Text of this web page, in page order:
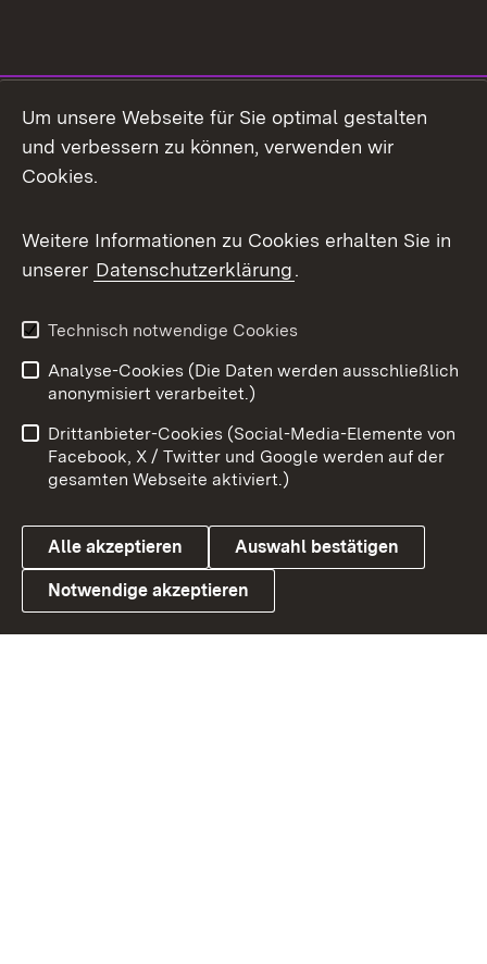
Facebook
X / Twitter
Youtube
Link zum Landesportal
Impressum
Kontakt
Barrierefreiheit
Datenschutz
Cookies
Um unsere Webseite für Sie optimal gestalten
und verbessern zu können, verwenden wir
Cookies.
Weitere Informationen zu Cookies erhalten Sie in
unserer Datenschutzerklärung.
Technisch notwendige Cookies
Analyse-Cookies (Die Daten werden ausschließlich
anonymisiert verarbeitet.)
Drittanbieter-Cookies (Social-Media-Elemente von
Facebook, X / Twitter und Google werden auf der
gesamten Webseite aktiviert.)
Alle akzeptieren Auswahl bestätigen
Notwendige akzeptieren